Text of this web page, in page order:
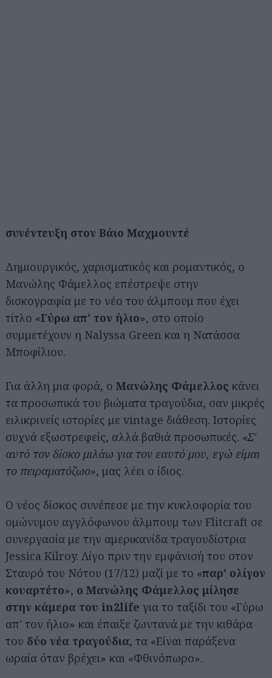
συνέντευξη στον Βάιο Μαχμουντέ
Δημιουργικός, χαρισματικός και ρομαντικός, ο
Μανώλης Φάμελλος επέστρεψε στην
δισκογραφία με το νέο του άλμπουμ που έχει
τίτλο «Γύρω απ' τον ήλιο», στο οποίο
συμμετέχουν η Nalyssa Green και η Νατάσσα
Μποφίλιου.
Για άλλη μια φορά, ο Μανώλης Φάμελλος κάνει
τα προσωπικά του βιώματα τραγούδια, σαν μικρές
ειλικρινείς ιστορίες με vintage διάθεση. Ιστορίες
συχνά εξωστρεφείς, αλλά βαθιά προσωπικές. «Σ'
αυτό τον δίσκο μιλάω για τον εαυτό μου, εγώ είμαι
το πειραματόζωο», μας λέει ο ίδιος.
Ο νέος δίσκος συνέπεσε με την κυκλοφορία του
ομώνυμου αγγλόφωνου άλμπουμ των Flitcraft σε
συνεργασία με την αμερικανίδα τραγουδίστρια
Jessica Kilroy. Λίγο πριν την εμφάνισή του στον
Σταυρό του Νότου (17/12) μαζί με το «παρ' ολίγον
κουαρτέτο», ο Μανώλης Φάμελλος μίλησε
στην κάμερα του in2life για το ταξίδι του «Γύρω
απ' τον ήλιο» και έπαιξε ζωντανά με την κιθάρα
του δύο νέα τραγούδια, τα «Είναι παράξενα
ωραία όταν βρέχει» και «Φθινόπωρο».